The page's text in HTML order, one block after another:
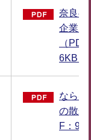
奈良の
企業×
（
6KB）
ならほ
の散歩
F：